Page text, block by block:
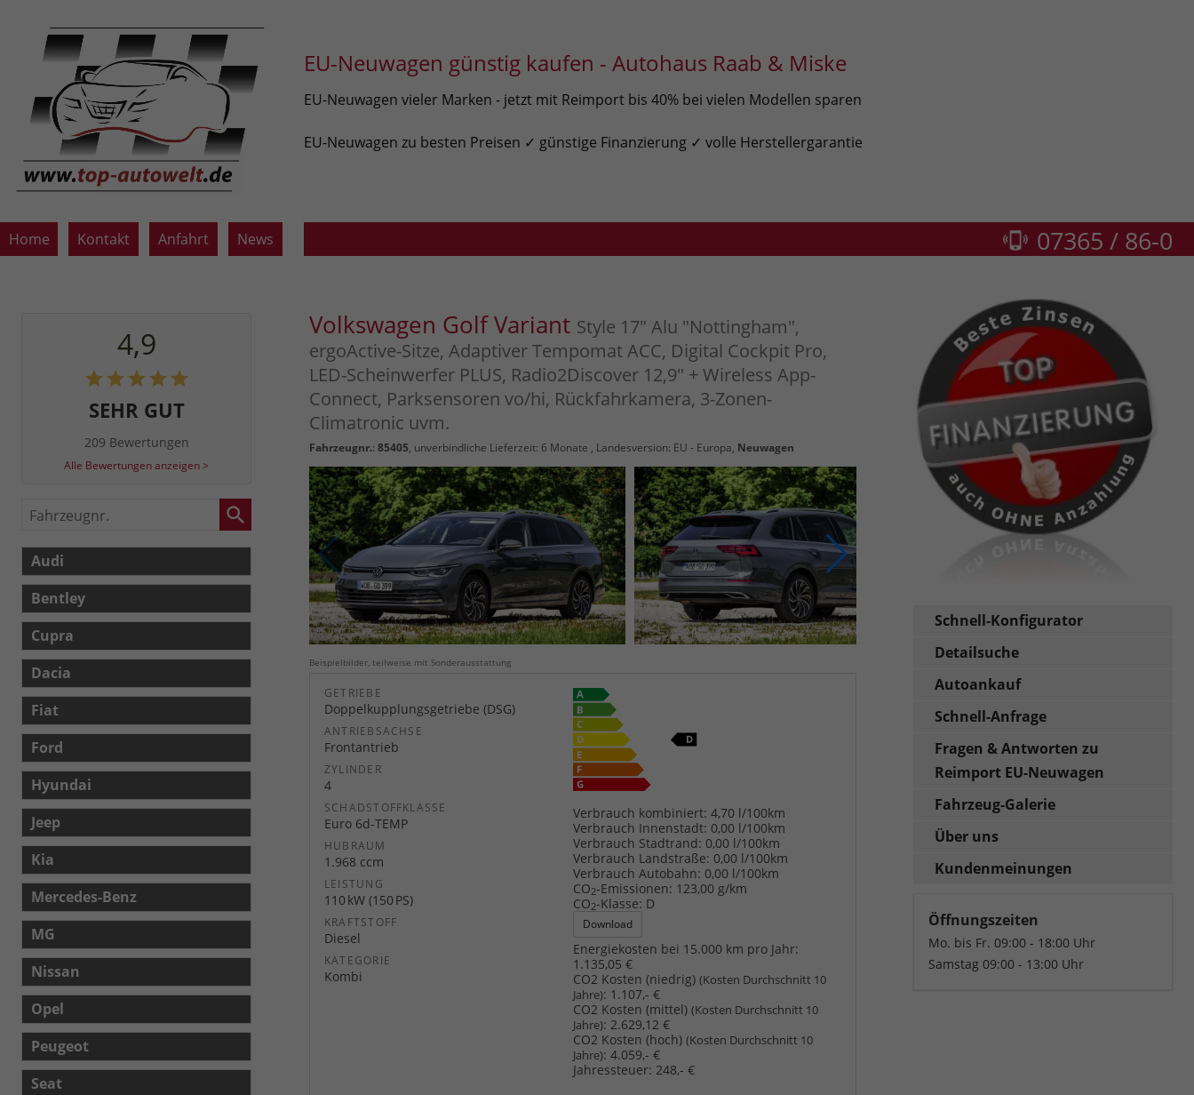
EU-Neuwagen günstig kaufen - Autohaus Raab & Miske
EU-Neuwagen vieler Marken - jetzt mit Reimport bis 40% bei vielen Modellen sparen
EU-Neuwagen zu besten Preisen ✓ günstige Finanzierung ✓ volle Herstellergarantie
Home Kontakt Anfahrt News 07365 / 86-0
Volkswagen Golf Variant Style 17" Alu "Nottingham",
ergoActive-Sitze, Adaptiver Tempomat ACC, Digital Cockpit Pro,
LED-Scheinwerfer PLUS, Radio2Discover 12,9" + Wireless App-
Connect, Parksensoren vo/hi, Rückfahrkamera, 3-Zonen-
Climatronic uvm.
Fahrzeugnr.: 85405, unverbindliche Lieferzeit: 6 Monate , Landesversion: EU - Europa, Neuwagen
Beispielbilder, teilweise mit Sonderausstattung
GETRIEBE
Doppelkupplungsgetriebe (DSG)
ANTRIEBSACHSE
Frontantrieb
ZYLINDER
4
SCHADSTOFFKLASSE
Euro 6d-TEMP
HUBRAUM
1.968 ccm
LEISTUNG
110 kW (150 PS)
KRAFTSTOFF
Diesel
KATEGORIE
Kombi
Verbrauch kombiniert: 4,70 l/100km
Verbrauch Innenstadt: 0,00 l/100km
Verbrauch Stadtrand: 0,00 l/100km
Verbrauch Landstraße: 0,00 l/100km
Verbrauch Autobahn: 0,00 l/100km
CO2-Emissionen: 123,00 g/km
CO2-Klasse: D
Download
Energiekosten bei 15.000 km pro Jahr:
1.135,05 €
CO2 Kosten (niedrig)(Kosten Durchschnitt 10
Jahre): 1.107,- €
CO2 Kosten (mittel)(Kosten Durchschnitt 10
Jahre): 2.629,12 €
CO2 Kosten (hoch)(Kosten Durchschnitt 10
Jahre): 4.059,- €
Jahressteuer: 248,- €
4,9
SEHR GUT
209 Bewertungen
Alle Bewertungen anzeigen >
Fahrzeugnr.
Audi
Bentley
Cupra
Dacia
Fiat
Ford
Hyundai
Jeep
Kia
Mercedes-Benz
MG
Nissan
Opel
Peugeot
Seat
Schnell-Konfigurator
Detailsuche
Autoankauf
Schnell-Anfrage
Fragen & Antworten zu
Reimport EU-Neuwagen
Fahrzeug-Galerie
Über uns
Kundenmeinungen
Öffnungszeiten
Mo. bis Fr. 09:00 - 18:00 Uhr
Samstag 09:00 - 13:00 Uhr